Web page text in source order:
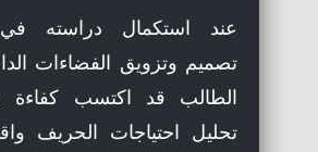
عند استكمال دراسته
تصميم وتزويق الفضاءات
الطالب قد اكتسب
تحليل احتياجات الحريف